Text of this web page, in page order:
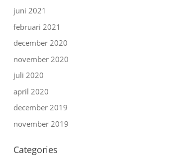
juni 2021
februari 2021
december 2020
november 2020
juli 2020
april 2020
december 2019
november 2019
Categories